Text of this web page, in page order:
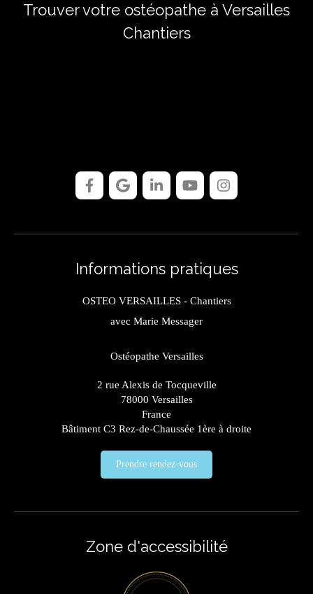
Trouver votre ostéopathe à Versailles
Chantiers
Informations pratiques
OSTEO VERSAILLES - Chantiers
avec Marie Messager
Ostéopathe Versailles
2 rue Alexis de Tocqueville
78000 Versailles
France
Bâtiment C3 Rez-de-Chaussée 1ère à droite
Prendre rendez-vous
Zone d'accessibilité